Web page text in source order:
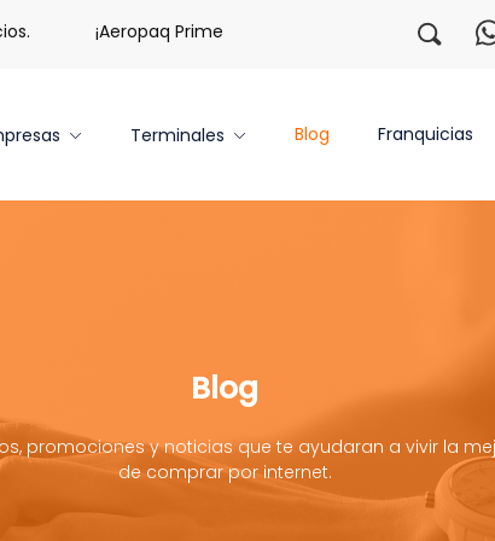
¡Aeropaq Prime TE DA MÁS! ¡Regístrate con
Terminales Blog Franquicias
Blog
promociones y noticias que te ayudaran a vivir la
de comprar por internet.